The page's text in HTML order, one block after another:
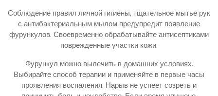
Соблюдение правил личной гигиены, тщательное мытье рук
с антибактериальным мылом предупредит появление
фурункулов. Своевременно обрабатывайте антисептиками
поврежденные участки кожи.
Фурункул можно вылечить в домашних условиях.
Выбирайте способ терапии и применяйте в первые часы
проявления воспаления. Нарыв не успеет созреть и